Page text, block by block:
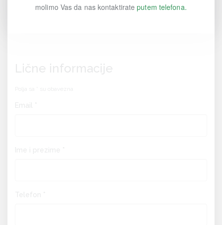
molimo Vas da nas kontaktirateputem telefona.